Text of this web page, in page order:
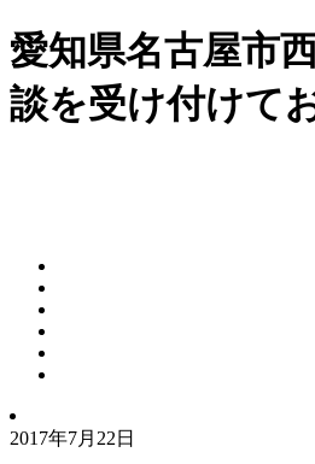
愛知県名古屋市
談を受け付けて
2017年7月22日